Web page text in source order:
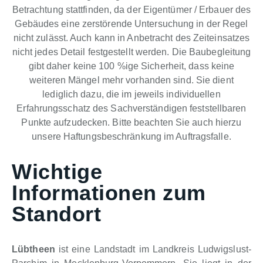
Betrachtung stattfinden, da der Eigentümer / Erbauer des
Gebäudes eine zerstörende Untersuchung in der Regel
nicht zulässt. Auch kann in Anbetracht des Zeiteinsatzes
nicht jedes Detail festgestellt werden. Die Baubegleitung
gibt daher keine 100 %ige Sicherheit, dass keine
weiteren Mängel mehr vorhanden sind. Sie dient
lediglich dazu, die im jeweils individuellen
Erfahrungsschatz des Sachverständigen feststellbaren
Punkte aufzudecken. Bitte beachten Sie auch hierzu
unsere Haftungsbeschränkung im Auftragsfalle.
Wichtige
Informationen zum
Standort
Lübtheen ist eine Landstadt im Landkreis Ludwigslust-